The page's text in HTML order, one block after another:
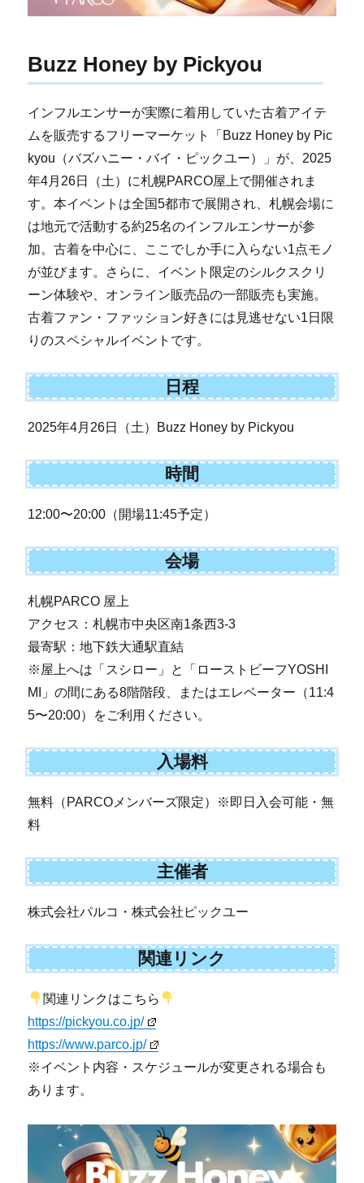
Buzz Honey by Pickyou
インフルエンサーが実際に着用していた古着アイテ
ムを販売するフリーマーケット「Buzz Honey by Pic
kyou（バズハニー・バイ・ピックユー）」が、2025
年4月26日（土）に札幌PARCO屋上で開催されま
す。本イベントは全国5都市で展開され、札幌会場に
は地元で活動する約25名のインフルエンサーが参
加。古着を中心に、ここでしか手に入らない1点モノ
が並びます。さらに、イベント限定のシルクスクリ
ーン体験や、オンライン販売品の一部販売も実施。
古着ファン・ファッション好きには見逃せない1日限
りのスペシャルイベントです。
日程
2025年4月26日（土）Buzz Honey by Pickyou
時間
12:00〜20:00（開場11:45予定）
会場
札幌PARCO 屋上
アクセス：札幌市中央区南1条西3-3
最寄駅：地下鉄大通駅直結
※屋上へは「スシロー」と「ローストビーフYOSHI
MI」の間にある8階階段、またはエレベーター（11:4
5〜20:00）をご利用ください。
入場料
無料（PARCOメンバーズ限定）※即日入会可能・無
料
主催者
株式会社パルコ・株式会社ピックユー
関連リンク
関連リンクはこちら
https://pickyou.co.jp/
https://www.parco.jp/
※イベント内容・スケジュールが変更される場合も
あります。